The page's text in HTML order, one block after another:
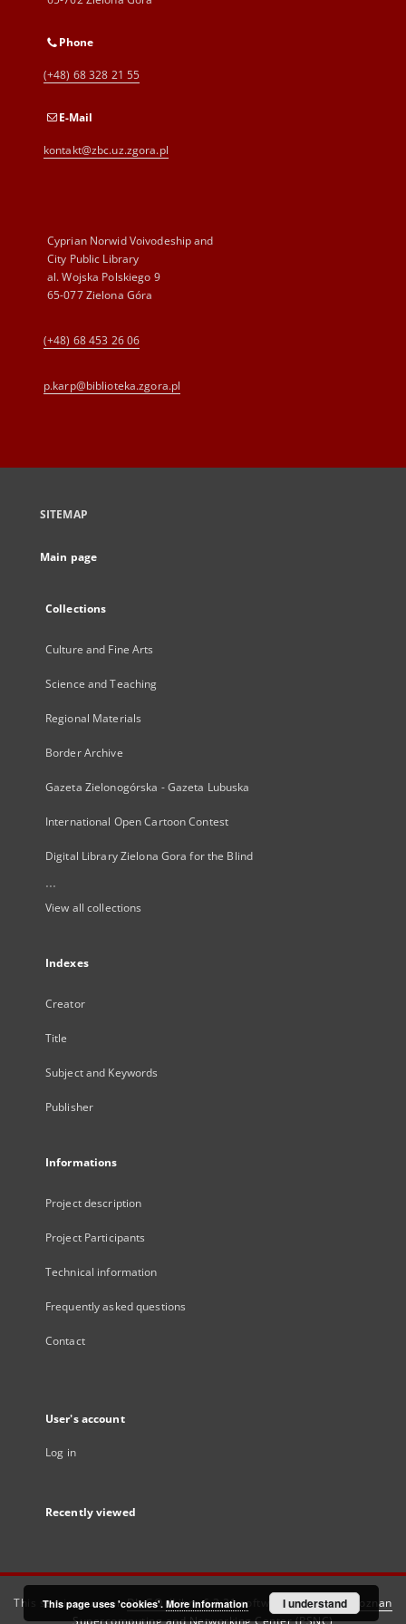
Phone
(+48) 68 328 21 55
E-Mail
kontakt@zbc.uz.zgora.pl
Cyprian Norwid Voivodeship and
City Public Library
al. Wojska Polskiego 9
65-077 Zielona Góra
(+48) 68 453 26 06
p.karp@biblioteka.zgora.pl
SITEMAP
Main page
Collections
Culture and Fine Arts
Science and Teaching
Regional Materials
Border Archive
Gazeta Zielonogórska - Gazeta Lubuska
International Open Cartoon Contest
Digital Library Zielona Gora for the Blind
...
View all collections
Indexes
Creator
Title
Subject and Keywords
Publisher
Informations
Project description
Project Participants
Technical information
Frequently asked questions
Contact
User's account
Log in
Recently viewed
This service runs onDInGO dLibra 6.3.21software created by
Poznan
Supercomputing and Networking Center (PSNC)
This page uses 'cookies'. More information I understand